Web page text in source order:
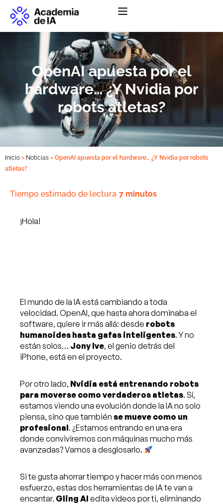
OpenAI apuesta por el
hardware… ¿Y Nvidia por
robots atletas?
Inicio » Noticias » OpenAI apuesta por el hardware… ¿Y Nvidia por robots
atletas?
Tiempo estimado de lectura 7 minutos
¡Hola!
El mundo de la IA está cambiando a toda
velocidad. OpenAI, que hasta ahora dominaba el
software, quiere ir más allá: desde robots
humanoides hasta gafas inteligentes. Y no
están solos… Jony Ive, el genio detrás del
iPhone, está en el proyecto.
Por otro lado, Nvidia está entrenando robots
para moverse como verdaderos atletas. Sí,
estamos viendo una evolución donde la IA no solo
piensa, sino que también se mueve como un
profesional. ¿Estamos entrando en una era
donde conviviremos con máquinas mucho más
avanzadas? Vamos a desglosarlo.
Si te gusta ahorrar tiempo y hacer más con menos
esfuerzo, estas dos herramientas de IA te van a
encantar. Gling AI edita videos por ti, eliminando